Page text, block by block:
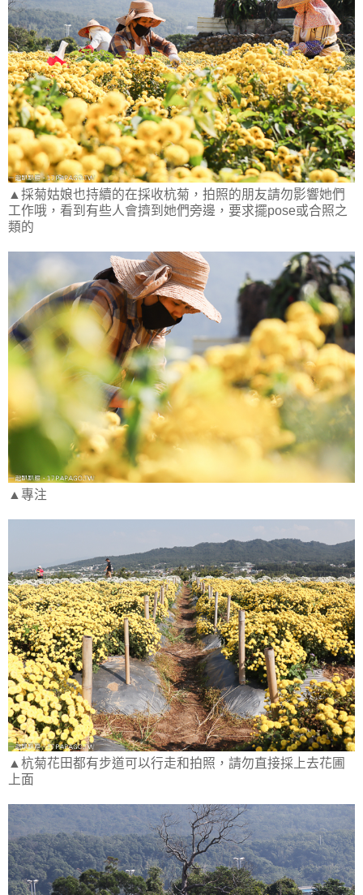
▲採菊姑娘也持續的在採收杭菊，拍照的朋友請勿影響她們
工作哦，看到有些人會擠到她們旁邊，要求擺pose或合照之
類的
▲專注
▲杭菊花田都有步道可以行走和拍照，請勿直接採上去花圃
上面